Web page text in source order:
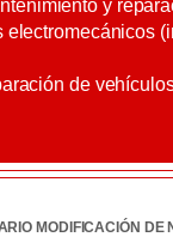
y
de
MODIFICACIÓN DE